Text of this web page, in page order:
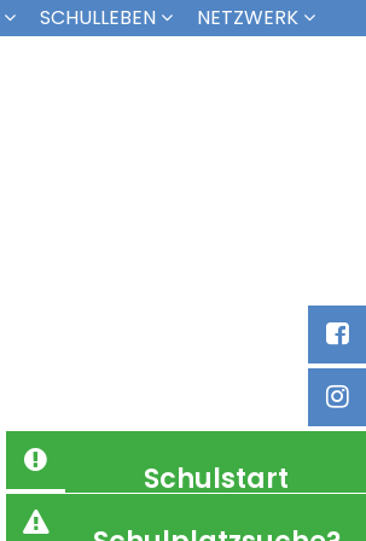
SCHULLEBEN NETZWERK
Schulstart